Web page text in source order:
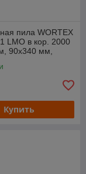
пила WORTEX
LMO в кор. 2000
90х340 мм,
Купить